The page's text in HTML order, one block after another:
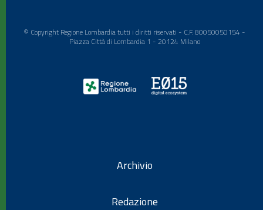
© Copyright Regione Lombardia tutti i diritti riservati - C.F. 80050050154 -
Piazza Città di Lombardia 1 - 20124 Milano
Archivio
Redazione